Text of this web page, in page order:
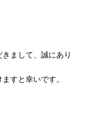
まして、誠にあり
すと幸いです。